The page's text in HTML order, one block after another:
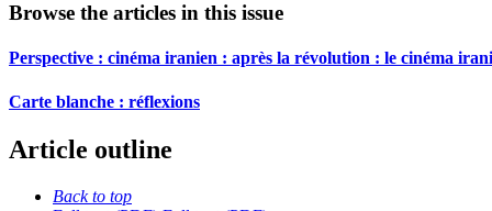
Browse the articles in this issue
Perspective : cinéma iranien : après la révolution : le cinéma
Carte blanche : réflexions
Article outline
Back to top